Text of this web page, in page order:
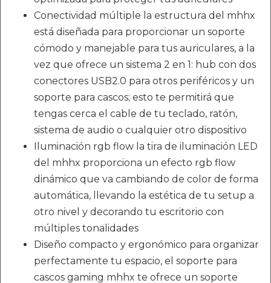
Conectividad múltiple la estructura del mhhx
está diseñada para proporcionar un soporte
cómodo y manejable para tus auriculares, a la
vez que ofrece un sistema 2 en 1: hub con dos
conectores USB2.0 para otros periféricos y un
soporte para cascos; esto te permitirá que
tengas cerca el cable de tu teclado, ratón,
sistema de audio o cualquier otro dispositivo
Iluminación rgb flow la tira de iluminación LED
del mhhx proporciona un efecto rgb flow
dinámico que va cambiando de color de forma
automática, llevando la estética de tu setup a
otro nivel y decorando tu escritorio con
múltiples tonalidades
Diseño compacto y ergonómico para organizar
perfectamente tu espacio, el soporte para
cascos gaming mhhx te ofrece un soporte